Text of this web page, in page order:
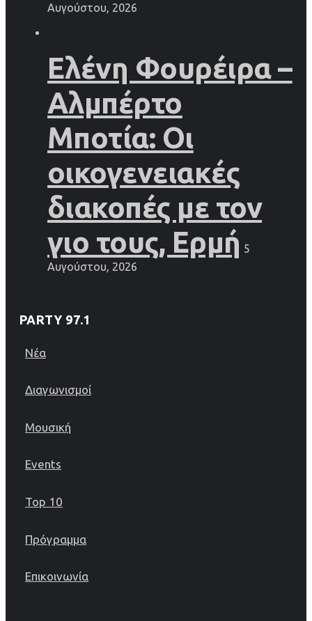
Αυγούστου, 2026
Ελένη Φουρέιρα –
Αλμπέρτο
Μποτία: Οι
οικογενειακές
διακοπές με τον
γιο τους, Ερμή 5
Αυγούστου, 2026
PARTY 97.1
Νέα
Διαγωνισμοί
Μουσική
Events
Top 10
Πρόγραμμα
Επικοινωνία